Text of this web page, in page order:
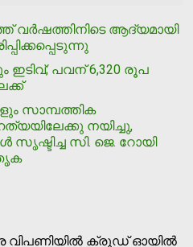
വർഷത്തിനിടെ ആദ്യമായി
പവന് 6,320 രൂപ
സാമ്പത്തിക
നയിച്ചു,
സി. ജെ. റോയി
വിപണിയിൽ ക്രൂഡ് ഓയിൽ